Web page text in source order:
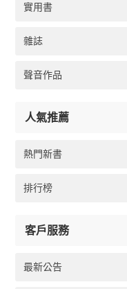
實用書
雜誌
聲音作品
人氣推薦
熱門新書
排行榜
客戶服務
最新公告